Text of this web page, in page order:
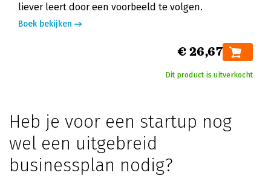
liever leert door een voorbeeld te volgen.
Boek bekijken
€ 26,67
Dit product is uitverkocht
Heb je voor een startup nog
wel een uitgebreid
businessplan nodig?